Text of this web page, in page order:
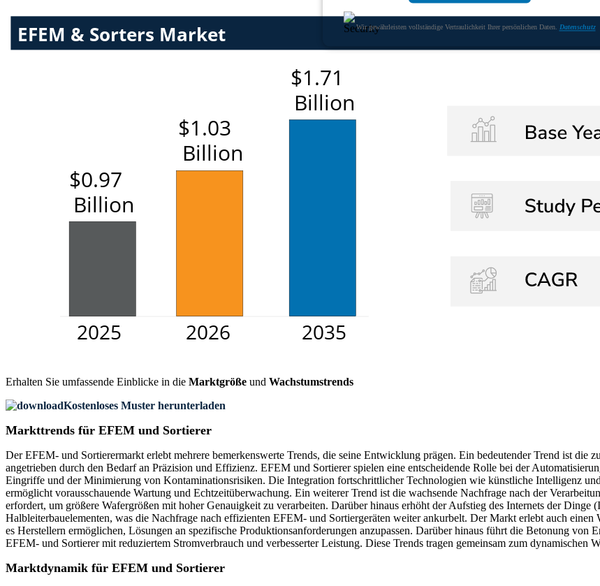
Wir gewährleisten vollständige Vertraulichkeit Ihrer persönlichen Daten. Datenschutz
Erhalten Sie umfassende Einblicke in die Marktgröße und Wachstumstrends
Kostenloses Muster herunterladen
Markttrends für EFEM und Sortierer
Der EFEM- und Sortierermarkt erlebt mehrere bemerkenswerte Trends, die seine Entwicklung prägen. Ein bedeutender Trend ist
angetrieben durch den Bedarf an Präzision und Effizienz. EFEM und Sortierer spielen eine entscheidende Rolle bei der
Eingriffe und der Minimierung von Kontaminationsrisiken. Die Integration fortschrittlicher Technologien wie künstliche Intelligenz
ermöglicht vorausschauende Wartung und Echtzeitüberwachung. Ein weiterer Trend ist die wachsende Nachfrage nach der
erfordert, um größere Wafergrößen mit hoher Genauigkeit zu verarbeiten. Darüber hinaus erhöht der Aufstieg des Internets der
Halbleiterbauelementen, was die Nachfrage nach effizienten EFEM- und Sortiergeräten weiter ankurbelt. Der Markt erlebt auch
es Herstellern ermöglichen, Lösungen an spezifische Produktionsanforderungen anzupassen. Darüber hinaus führt die Betonung
EFEM- und Sortierer mit reduziertem Stromverbrauch und verbesserter Leistung. Diese Trends tragen gemeinsam zum
Marktdynamik für EFEM und Sortierer